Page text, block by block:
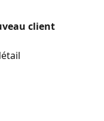
client